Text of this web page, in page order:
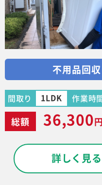
不用品回収
間取り 1LDK 作業時
総額 36,300円
詳しく見る